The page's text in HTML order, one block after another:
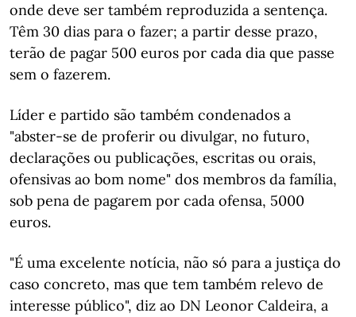
onde deve ser também reproduzida a sentença.
Têm 30 dias para o fazer; a partir desse prazo,
terão de pagar 500 euros por cada dia que passe
sem o fazerem.
Líder e partido são também condenados a
"abster-se de proferir ou divulgar, no futuro,
declarações ou publicações, escritas ou orais,
ofensivas ao bom nome" dos membros da família,
sob pena de pagarem por cada ofensa, 5000
euros.
"É uma excelente notícia, não só para a justiça do
caso concreto, mas que tem também relevo de
interesse público", diz ao DN Leonor Caldeira, a